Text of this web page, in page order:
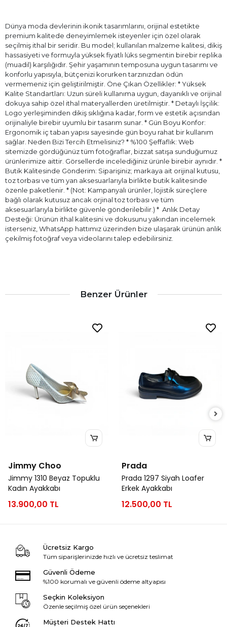
Dünya moda devlerinin ikonik tasarımlarını, orijinal estetikte
premium kalitede deneyimlemek isteyenler için özel olarak
seçilmiş ithal bir seridir. Bu model; kullanılan malzeme kalitesi, dikiş
hassasiyeti ve formuyla yüksek fiyatlı lüks segmentin birebir replika
(muadil) karşılığıdır. Şehir yaşamının temposuna uygun tasarımı ve
konforlu yapısıyla, bütçenizi korurken tarzınızdan ödün
vermemeniz için geliştirilmiştir. Öne Çıkan Özellikler: * Yüksek
Kalite Standartları: Uzun süreli kullanıma uygun, dayanıklı ve orijinal
dokuya sahip özel ithal materyallerden üretilmiştir. * Detaylı İşçilik:
Logo yerleşiminden dikiş sıklığına kadar, form ve estetik açısından
orijinaliyle birebir uyumlu bir tasarım sunar. * Gün Boyu Konfor:
Ergonomik iç taban yapısı sayesinde gün boyu rahat bir kullanım
sağlar. Neden Bizi Tercih Etmelisiniz? * %100 Şeffaflık: Web
sitemizde gördüğünüz tüm fotoğraflar, bizzat satışa sunduğumuz
ürünlerimize aittir. Görsellerde incelediğiniz ürünle birebir aynıdır. *
Butik Kalitesinde Gönderim: Siparişiniz; markaya ait orijinal kutusu,
toz torbası ve tüm yan aksesuarlarıyla birlikte butik kalitesinde
özenle paketlenir. * (Not: Kampanyalı ürünler, lojistik süreçlere
bağlı olarak kutusuz ancak orjinal toz torbası ve tüm
aksesuarlarıyla birlikte güvenle gönderilebilir.) * ⁠ Anlık Detay
Desteği: Ürünün ithal kalitesini ve dokusunu yakından incelemek
isterseniz, WhatsApp hattımız üzerinden bize ulaşarak ürünün anlık
çekilmiş fotoğraf veya videolarını talep edebilirsiniz.
Benzer Ürünler
Jimmy Choo
Jimmy 1310 Beyaz Topuklu
Kadın Ayakkabı
13.900,00 TL
Prada
Prada 1297 Siyah Loafer
Erkek Ayakkabı
12.500,00 TL
Ücretsiz Kargo
Tüm siparişlerinizde hızlı ve ücretsiz teslimat
Güvenli Ödeme
%100 korumalı ve güvenli ödeme altyapısı
Seçkin Koleksiyon
Özenle seçilmiş özel ürün seçenekleri
Müşteri Destek Hattı